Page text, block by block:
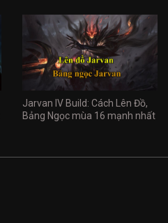
Jarvan IV Build: Cách Lên Đồ,
Bảng Ngọc mùa 16 mạnh nhất